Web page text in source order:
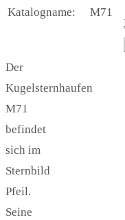
Katalogname:
M71
Der
Kugelsternhaufen
M71
befindet
sich im
Sternbild
Pfeil.
Seine